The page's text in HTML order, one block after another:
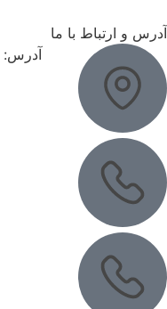
آدرس و ارتباط با ما
آدرس: